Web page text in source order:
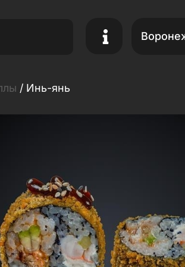
/ Инь-янь